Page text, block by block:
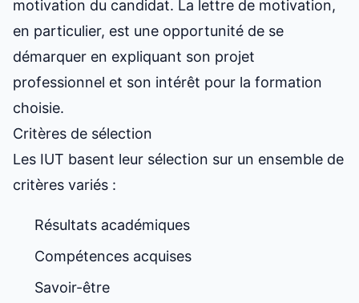
motivation du candidat. La lettre de motivation,
en particulier, est une opportunité de se
démarquer en expliquant son projet
professionnel et son intérêt pour la formation
choisie.
Critères de sélection
Les IUT basent leur sélection sur un ensemble de
critères variés :
Résultats académiques
Compétences acquises
Savoir-être